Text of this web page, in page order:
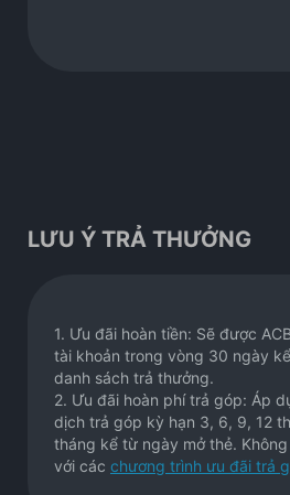
LƯU Ý TRẢ THƯỞNG
1. Ưu đãi hoàn tiền: Sẽ được
tài khoản trong vòng 30 ngày
danh sách trả thưởng.
2. Ưu đãi hoàn phí trả góp: Áp
dịch trả góp kỳ hạn 3, 6, 9, 12
tháng kể từ ngày mở thẻ.
với các chương trình ưu đãi trả